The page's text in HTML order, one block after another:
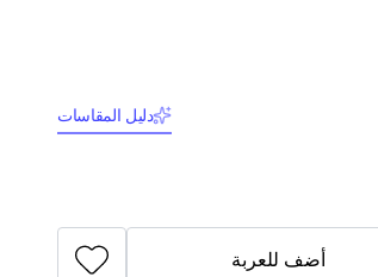
دليل المقاسات
أضف للعربة